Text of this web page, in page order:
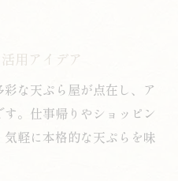
用アイデア
な天ぷら屋が点在し、ア
。仕事帰りやショッピン
軽に本格的な天ぷらを味